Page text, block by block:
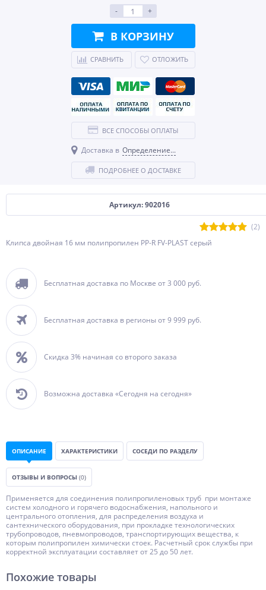
Артикул: 902016
(2)
Клипса двойная 16 мм полипропилен PP-R FV-PLAST серый
Бесплатная доставка по Москве от 3 000 руб.
Бесплатная доставка в регионы от 9 999 руб.
Скидка 3% начиная со второго заказа
Возможна доставка «Сегодня на сегодня»
- +
В КОРЗИНУ
СРАВНИТЬ ОТЛОЖИТЬ
ВСЕ СПОСОБЫ ОПЛАТЫ
Доставка в Определение...
ПОДРОБНЕЕ О ДОСТАВКЕ
ОПИСАНИЕ ХАРАКТЕРИСТИКИ СОСЕДИ ПО РАЗДЕЛУ
ОТЗЫВЫ И ВОПРОСЫ (0)
Применяется для соединения полипропиленовых труб при монтаже
систем холодного и горячего водоснабжения, напольного и
центрального отопления, для распределения воздуха и
сантехнического оборудования, при прокладке технологических
трубопроводов, пневмопроводов, транспортирующих вещества, к
которым полипропилен химически стоек. Расчетный срок службы при
корректной эксплуатации составляет от 25 до 50 лет.
Похожие товары